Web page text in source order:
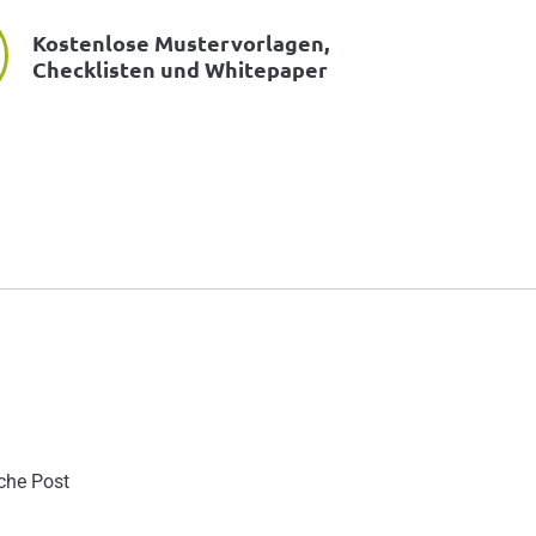
Kostenlose Mustervorlagen,
Checklisten und Whitepaper
Post